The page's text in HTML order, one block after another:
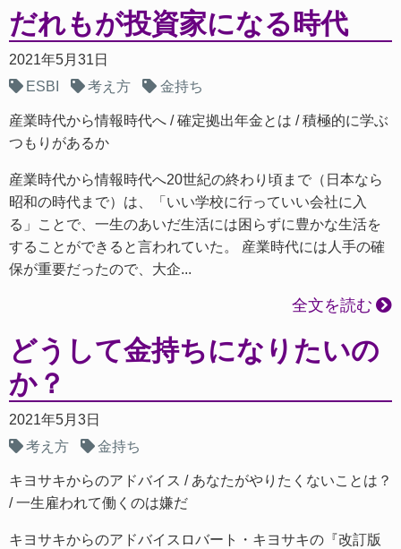
だれもが投資家になる時代
2021年5月31日
ESBI
考え方 金持ち
産業時代から情報時代へ 確定拠出年金とは
積極的に学ぶ
つもりがあるか
産業時代から情報時代へ20世紀の終わり頃まで（日本なら
昭和の時代まで）は、「いい学校に行っていい会社に入
る」ことで、一生のあいだ生活には困らずに豊かな生活を
することができると言われていた。 産業時代には人手の確
保が重要だったので、大企...
全文を読む
どうして金持ちになりたいの
か？
2021年5月3日
考え方
金持ち
キヨサキからのアドバイス
あなたがやりたくないことは？
一生雇われて働くのは嫌だ
キヨサキからのアドバイスロバート・キヨサキの『改訂版